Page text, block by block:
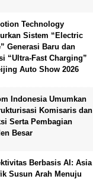
Technology
Sistem “Electric
Generasi Baru dan
“Ultra-Fast Charging”
Auto Show 2026
Indonesia Umumkan
Komisaris dan
Serta Pembagian
Besar
Berbasis AI: Asia
Susun Arah Menuju